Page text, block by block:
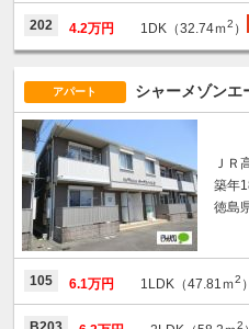
202 4.2万円 1DK（32.74ｍ2 ）
アパート シャーメゾンエ
ＪＲ
築年
徳島
105 6.1万円 1LDK（47.81ｍ2 ）
2